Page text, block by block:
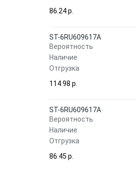
86.24 p.
ST-6RU609617A
Вероятность
Наличие
Отгрузка
114.98 p.
ST-6RU609617A
Вероятность
Наличие
Отгрузка
86.45 p.